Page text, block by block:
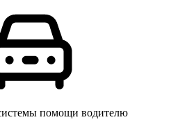
помощи водителю